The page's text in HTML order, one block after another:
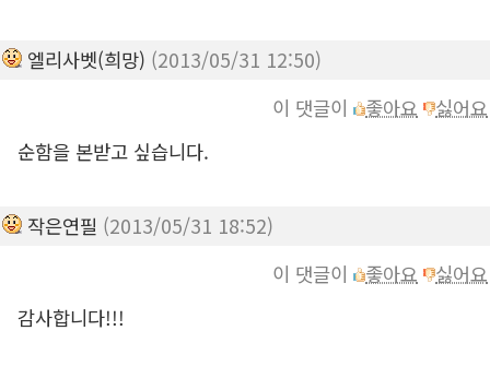
엘리사벳(희망) (2013/05/31 12:50)
이 댓글이
좋아요
싫어요
순함을 본받고 싶습니다.
작은연필 (2013/05/31 18:52)
이 댓글이
좋아요
싫어요
감사합니다!!!